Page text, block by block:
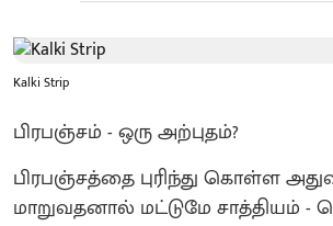
Kalki Strip
பிரபஞ்சம் - ஒரு அற்புதம்?
பிரபஞ்சத்தை புரிந்து கொள்ள
மாறுவதனால் மட்டுமே